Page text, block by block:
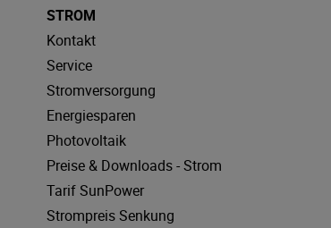
STROM
Kontakt
Service
Stromversorgung
Energiesparen
Photovoltaik
Preise & Downloads - Strom
Tarif SunPower
Strompreis Senkung